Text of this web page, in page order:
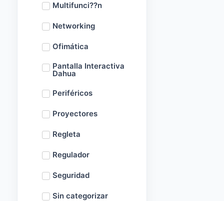
Multifunci??n
Networking
Ofimática
Pantalla Interactiva
Dahua
Periféricos
Proyectores
Regleta
Regulador
Seguridad
Sin categorizar